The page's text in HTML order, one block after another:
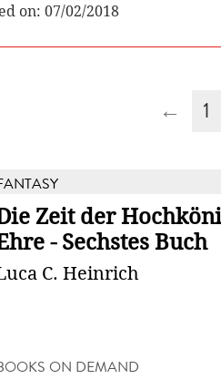
on: 07/02/2018
← 1
Zeit der
- Sechstes Buch
C. Heinrich
ON DEMAND